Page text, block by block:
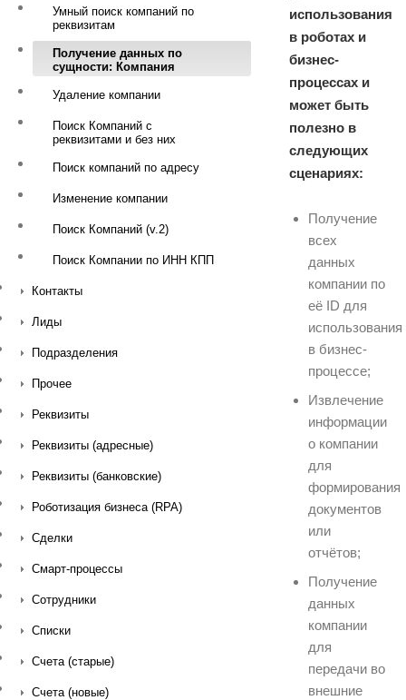
Умный поиск компаний по
реквизитам
Получение данных по
сущности: Компания
Удаление компании
Поиск Компаний с
реквизитами и без них
Поиск компаний по адресу
Изменение компании
Поиск Компаний (v.2)
Поиск Компании по ИНН КПП
Контакты
Лиды
Подразделения
Прочее
Реквизиты
Реквизиты (адресные)
Реквизиты (банковские)
Роботизация бизнеса (RPA)
Сделки
Смарт-процессы
Сотрудники
Списки
Счета (старые)
Счета (новые)
использования
в роботах и
бизнес-
процессах и
может быть
полезно в
следующих
сценариях:
Получение
всех
данных
компании по
её ID для
использования
в бизнес-
процессе;
Извлечение
информации
о компании
для
формирования
документов
или
отчётов;
Получение
данных
компании
для
передачи во
внешние